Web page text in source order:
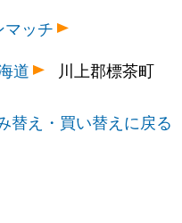
ッチ
道 川上郡標茶町
替え・買い替えに戻る